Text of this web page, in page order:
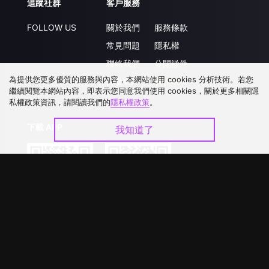
追蹤社群
FOLLOW US
客戶服務
關於我們
常見問題
聯絡我們
升級VIP
服務條款
隱私權
公開徵件
合作洽談
為提供您更多優質的服務與內容，本網站使用 cookies 分析技術。若您
繼續閱覽本網站內容，即表示您同意我們使用 cookies，關於更多相關隱
私權政策資訊，請閱讀我們的隱私權政策。
我知道了